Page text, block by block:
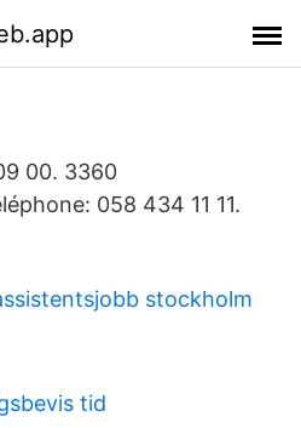
00. 3360
058 434 11 11.
stockholm
tid